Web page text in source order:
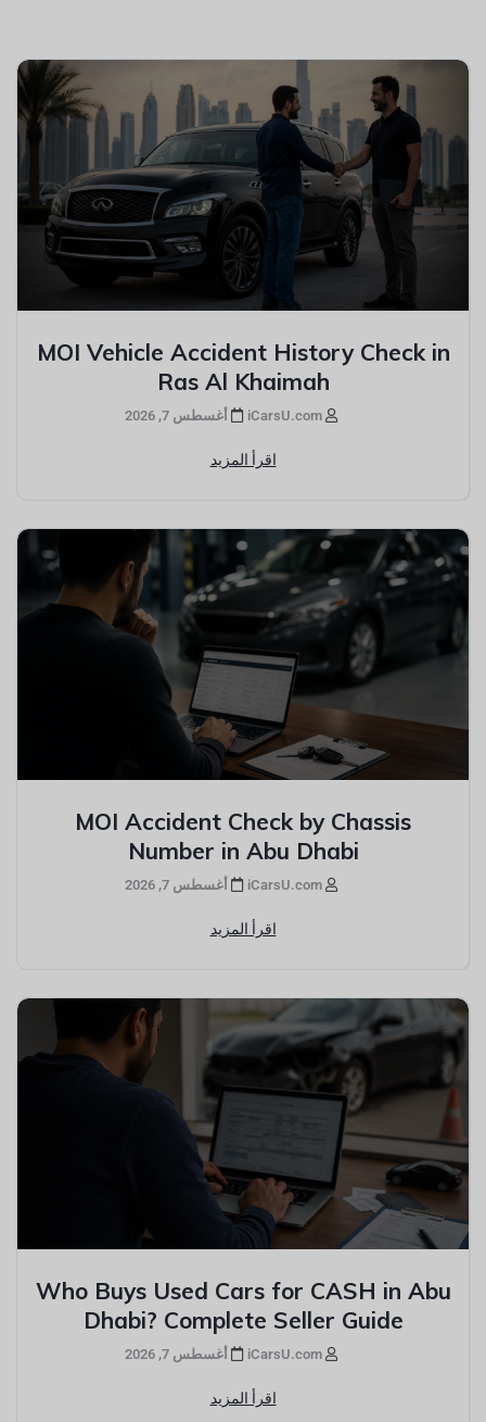
MOI Vehicle Accident History Check in
Ras Al Khaimah
أغسطس 7, 2026
اقرأ المزيد
MOI Accident Check by Chassis
Number in Abu Dhabi
أغسطس 7, 2026
اقرأ المزيد
Who Buys Used Cars for CASH in Abu
Dhabi? Complete Seller Guide
أغسطس 7, 2026
اقرأ المزيد